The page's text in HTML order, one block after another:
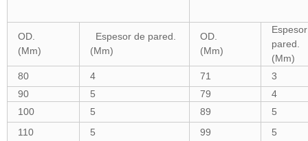
OD.
(Mm)
Espesor de pared.
(Mm)
OD.
(Mm)
pared.
(Mm)
80
4 71
3
90
5 79
4
100
5 89
5
110
5 99
5